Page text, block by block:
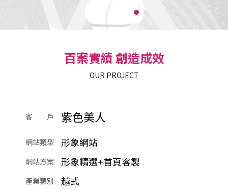
百案實績 創造成效
OUR PROJECT
客 戶 紫色美人
網站類型 形象網站
網站方案 形象精選+首頁客製
產業類別 越式